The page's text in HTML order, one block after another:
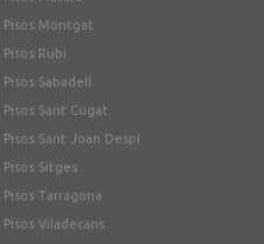
Pisos Montgat
Pisos Rubí
Pisos Sabadell
Pisos Sant Cugat
Pisos Sant Joan Despí
Pisos Sitges
Pisos Tarragona
Pisos Viladecans